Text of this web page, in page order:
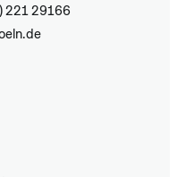
221 29166